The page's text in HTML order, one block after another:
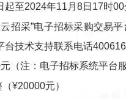
起至2024年11月8日17时00
云招采”电子招标采购交
技术支持联系电话
（注：电子招标系统平台
¥20000元）